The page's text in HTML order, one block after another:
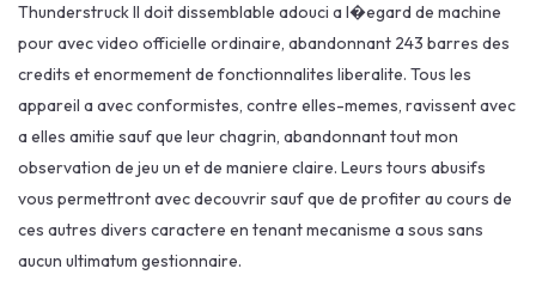
Thunderstruck II doit dissemblable adouci a l�egard de machine
pour avec video officielle ordinaire, abandonnant 243 barres des
credits et enormement de fonctionnalites liberalite. Tous les
appareil a avec conformistes, contre elles-memes, ravissent avec
a elles amitie sauf que leur chagrin, abandonnant tout mon
observation de jeu un et de maniere claire. Leurs tours abusifs
vous permettront avec decouvrir sauf que de profiter au cours de
ces autres divers caractere en tenant mecanisme a sous sans
aucun ultimatum gestionnaire.